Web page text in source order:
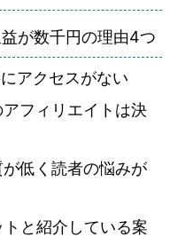
が数千円の理由4つ
アクセスがない
フィリエイトは決
低く読者の悩みが
と紹介している案